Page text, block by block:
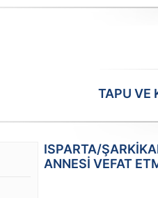
TAPU VE
ISPARTA/
ANNESI VEFAT